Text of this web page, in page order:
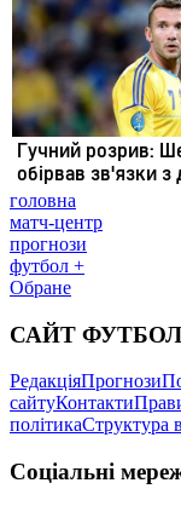
головна
матч-центр
прогнози
футбол +
Обране
САЙТ ФУТБОЛ
РедакціяПрогнози
сайтуКонтакти
політикаСтруктура
Соціальні